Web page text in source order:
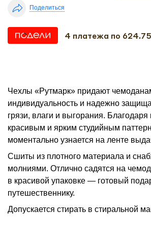
Поделиться
4 платежа по
Чехлы «Рутмарк» придают
индивидуальность и надежно
грязи, влаги и выгорания. Благодаря
красивым и ярким студийным
моментально узнается на ленте
Сшиты из плотного материала и
молниями. Отлично садятся на
в красивой упаковке — готовый
путешественнику.
Допускается стирать в стиральной